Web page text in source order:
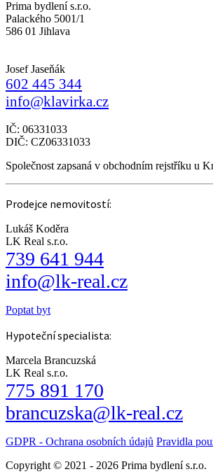
Prima bydlení s.r.o.
Palackého 5001/1
586 01 Jihlava
Josef Jaseňák
602 445 344
info@klavirka.cz
IČ: 06331033
DIČ: CZ06331033
Společnost zapsaná v obchodním rejstříku u
Prodejce nemovitostí:
Lukáš Koděra
LK Real s.r.o.
739 641 944
info@lk-real.cz
Poptat byt
Hypoteční specialista:
Marcela Brancuzská
LK Real s.r.o.
775 891 170
brancuzska@lk-real.cz
GDPR - Ochrana osobních údajů Pravidla
Copyright © 2021 - 2026 Prima bydlení s.r.o.